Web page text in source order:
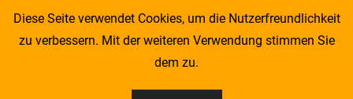
Zum
Diese Seite verwendet Cookies, um die Nutzerfreundlichkeit
zu verbessern. Mit der weiteren Verwendung stimmen Sie
dem zu.